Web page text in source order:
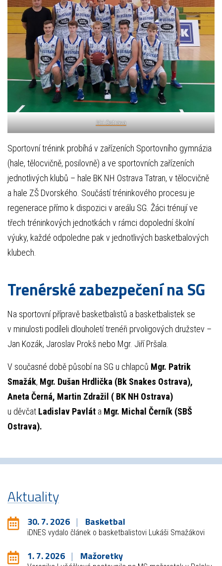
NH Ostrava
Sportovní trénink probíhá v zařízeních Sportovního gymnázia
(hale, tělocvičně, posilovně) a ve sportovních zařízeních
jednotlivých klubů – hale BK NH Ostrava Tatran, v tělocvičně
a hale ZŠ Dvorského. Součástí tréninkového procesu je
regenerace přímo k dispozici v areálu SG. Žáci trénují ve
třech tréninkových jednotkách v rámci dopolední školní
výuky, každé odpoledne pak v jednotlivých basketbalových
klubech.
Trenérské zabezpečení na SG
Na sportovní přípravě basketbalistů a basketbalistek se
v minulosti podíleli dlouholetí trenéři prvoligových družstev –
Jan Kozák, Jaroslav Prokš nebo Mgr. Jiří Pršala.
V současné době působí na SG u chlapců Mgr. Patrik
Smažák, Mgr. Dušan Hrdlička (Bk Snakes Ostrava),
Aneta Černá, Martin Zdražil ( BK NH Ostrava)
u děvčat Ladislav Pavlát a Mgr. Michal Černík (SBŠ
Ostrava).
Aktuality
30. 7. 2026 Basketbal
iDNES vydalo článek o basketbalistovi Lukáši Smažákovi
1. 7. 2026 Mažoretky